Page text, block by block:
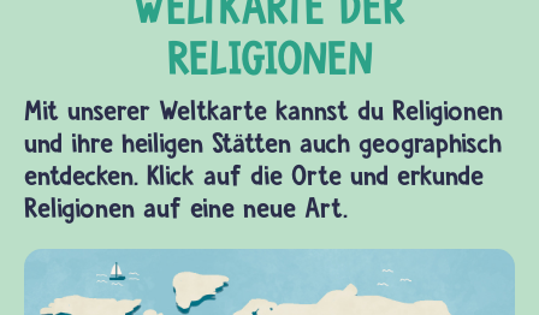
Mit unserer Weltkarte kannst du Religionen
und ihre heiligen Stätten auch geographisch
entdecken. Klick auf die Orte und erkunde
Religionen auf eine neue Art.